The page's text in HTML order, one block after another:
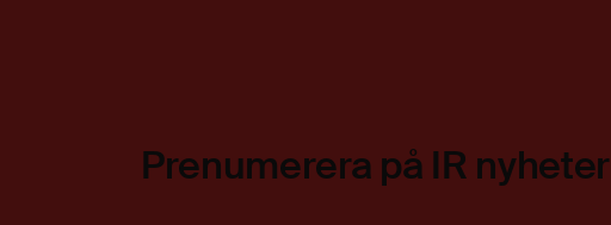
Prenumerera på IR nyheter